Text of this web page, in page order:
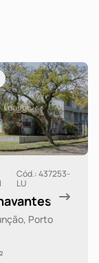
Cód.: 437253-
LU
Porto